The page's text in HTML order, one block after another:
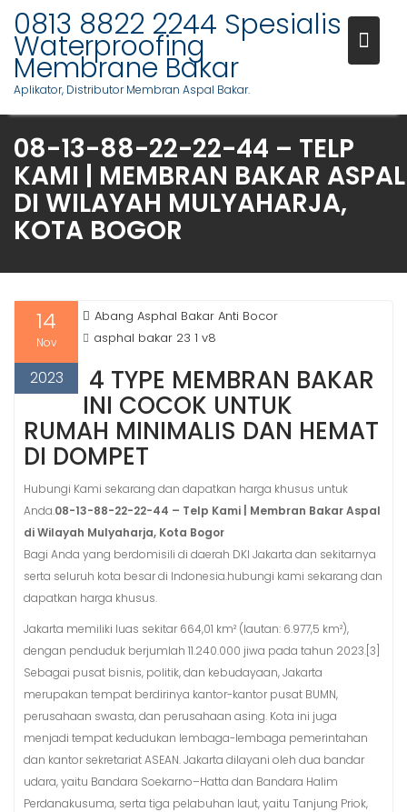
Skip
content
0813 8822 2244 Spesialis
Waterproofing
Membrane Bakar
Aplikator, Distributor Membran Aspal Bakar.
08-13-88-22-22-44 – TELP
KAMI | MEMBRAN BAKAR ASPAL
DI WILAYAH MULYAHARJA,
KOTA BOGOR
14
Nov
2023
Abang Asphal Bakar Anti Bocor
asphal bakar 23 1 v8
4 TYPE MEMBRAN BAKAR
INI COCOK UNTUK
RUMAH MINIMALIS DAN HEMAT
DI DOMPET
Hubungi Kami sekarang dan dapatkan harga khusus untuk
Anda.08-13-88-22-22-44 – Telp Kami | Membran Bakar Aspal
di Wilayah Mulyaharja, Kota Bogor
Bagi Anda yang berdomisili di daerah DKI Jakarta dan sekitarnya
serta seluruh kota besar di Indonesia.hubungi kami sekarang dan
dapatkan harga khusus.
Jakarta memiliki luas sekitar 664,01 km² (lautan: 6.977,5 km²),
dengan penduduk berjumlah 11.240.000 jiwa pada tahun 2023.[3]
Sebagai pusat bisnis, politik, dan kebudayaan, Jakarta
merupakan tempat berdirinya kantor-kantor pusat BUMN,
perusahaan swasta, dan perusahaan asing. Kota ini juga
menjadi tempat kedudukan lembaga-lembaga pemerintahan
dan kantor sekretariat ASEAN. Jakarta dilayani oleh dua bandar
udara, yaitu Bandara Soekarno–Hatta dan Bandara Halim
Perdanakusuma, serta tiga pelabuhan laut, yaitu Tanjung Priok,